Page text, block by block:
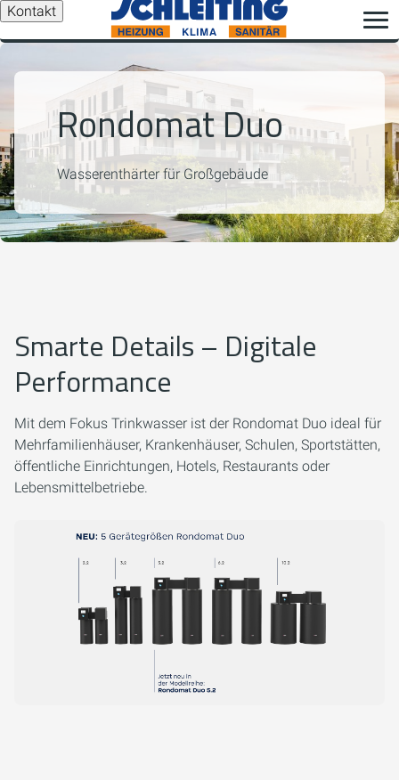
Kontakt
Rondomat Duo
Wasserenthärter für Großgebäude
Smarte Details – Digitale
Performance
Mit dem Fokus Trinkwasser ist der Rondomat Duo ideal für
Mehrfamilienhäuser, Krankenhäuser, Schulen, Sportstätten,
öffentliche Einrichtungen, Hotels, Restaurants oder
Lebensmittelbetriebe.